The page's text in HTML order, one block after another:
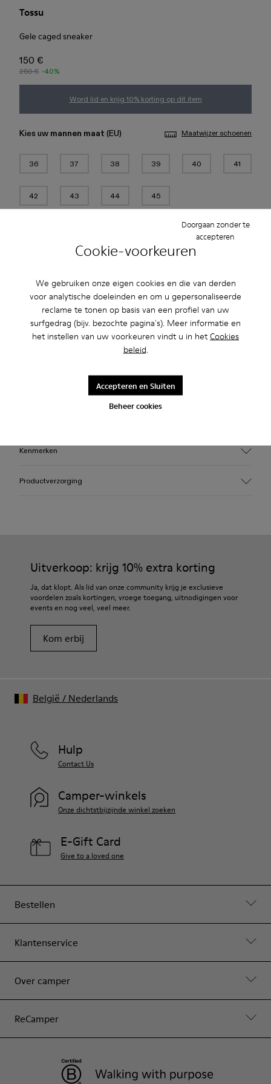
Cookie-voorkeuren
We gebruiken onze eigen cookies en die van derden
voor analytische doeleinden en om u gepersonaliseerde
reclame te tonen op basis van een profiel van uw
surfgedrag (bijv. bezochte pagina's). Meer informatie en
het instellen van uw voorkeuren vindt u in het Cookies
beleid.
Beheer cookies
Doorgaan zonder te
accepteren
Accepteren en Sluiten
Tossu
Gele caged sneaker
150 €
250 € -40%
Word lid en krijg 10% korting op dit item
Kies uw mannen maat (EU) Maatwijzer schoenen
36 37 38 39 40 41
42 43 44 45
Profiteer van standaard verzending en verzending naar de
winkel voor aankopen boven de 45€.
Gele caged sneakers met waterafstotende 3D-gebreide
binnenvoering van gerecycled PET, direct-injection TPU
buitenkant, en gerecyclede PU buitenzool. Volledig
Kenmerken
Textiel / Synthetisch
PU Uitneembaar voetbed
80% textiel (75% gerecycled polyester - 14% Hilo PU - 11%
spandex) 20% gerecycled polyester
Productverzorging
dat ze langer meegaan.
Gedetailleerde instructies over schoenverzorging en
onderhoud vind je in onzeShoe Care Guide
Uitverkoop: krijg 10% extra korting
Ja, dat klopt. Als lid van onze community krijg je exclusieve
voordelen zoals kortingen, vroege toegang, uitnodigingen voor
events en nog veel, veel meer.
Kom erbij
Bestellen
Klantenservice
Over camper
ReCamper
Hulp
Contact Us
Camper-winkels
Onze dichtstbijzijnde winkel zoeken
E-Gift Card
Give to a loved one
België / Nederlands